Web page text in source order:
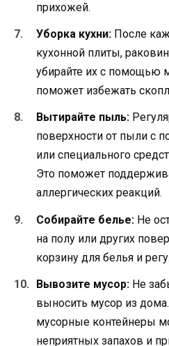
прихожей.
Уборка кухни: После
кухонной плиты,
убирайте их с помощью
поможет избежать
Вытирайте пыль:
поверхности от пыли с
или специального
Это поможет
аллергических реакций.
Собирайте белье: Не
на полу или других
корзину для белья и
Вывозите мусор: Не
выносить мусор из
мусорные контейнеры
неприятных запахов и